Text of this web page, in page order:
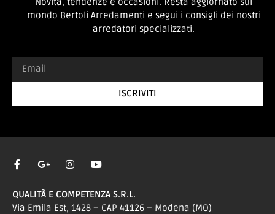
mondo Bertoli Arredamenti e segui i consigli dei nostri
arredatori specializzati.
ISCRIVITI
QUALITÀ E COMPETENZA S.R.L.
Via Emila Est, 1428 – CAP 41126 – Modena (MO)